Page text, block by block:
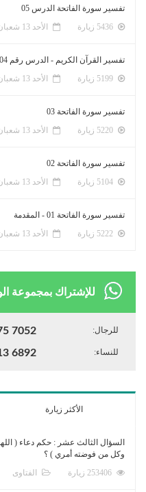
تفسير سورة الفاتحة الدرس 05
الأحد 13 شعبان 1447ﻫ 1-2-2026م
تفسير القرآن الكريم - الدرس رقم 04
الأحد 13 شعبان 1447ﻫ 1-2-2026م
تفسير سورة الفاتحة 03
الأحد 13 شعبان 1447ﻫ 1-2-2026م
تفسير سورة الفاتحة 02
الأحد 13 شعبان 1447ﻫ 1-2-2026م
تفسير سورة الفاتحة 01 - المقدمة
الأحد 13 شعبان 1447ﻫ 1-2-2026م
للإشتراك بمجموعة
للرجال: 7052
للنساء: 6892
الأكثر زيارة
السؤال الثالث عشر : حكم دعاء (
وكل من فوضته أمري ) ؟
الفتاوى